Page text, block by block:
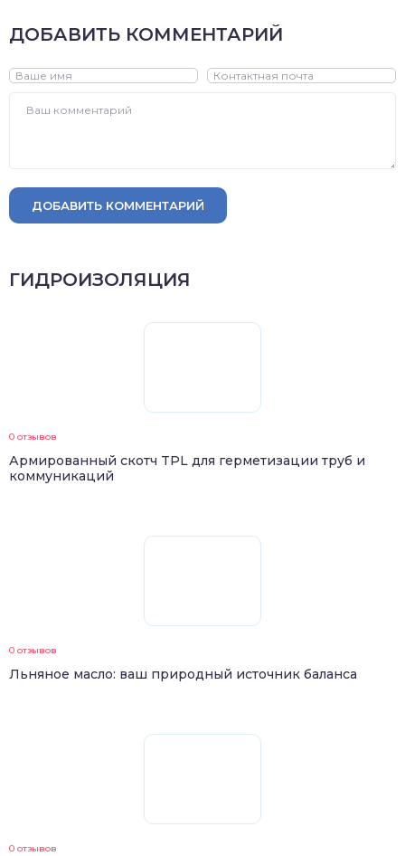
ДОБАВИТЬ КОММЕНТАРИЙ
ДОБАВИТЬ КОММЕНТАРИЙ
ГИДРОИЗОЛЯЦИЯ
0 отзывов
Армированный скотч TPL для герметизации труб и
коммуникаций
0 отзывов
Льняное масло: ваш природный источник баланса
0 отзывов